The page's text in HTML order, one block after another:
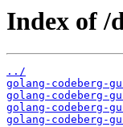
Index of /
../
golang-codeberg-
golang-codeberg-
golang-codeberg-
golang-codeberg-